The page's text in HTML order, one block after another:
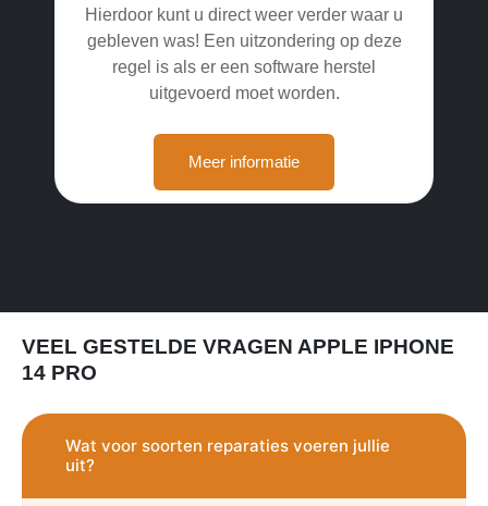
Hierdoor kunt u direct weer verder waar u
gebleven was! Een uitzondering op deze
regel is als er een software herstel
uitgevoerd moet worden.
Meer informatie
VEEL GESTELDE VRAGEN APPLE IPHONE
14 PRO
Wat voor soorten reparaties voeren jullie
uit?